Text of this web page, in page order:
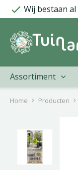
naar
Home Producten
Wij bestaan al
Assortiment